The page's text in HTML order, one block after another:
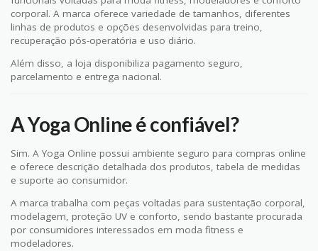
corporal. A marca oferece variedade de tamanhos, diferentes
linhas de produtos e opções desenvolvidas para treino,
recuperação pós-operatória e uso diário.
Além disso, a loja disponibiliza pagamento seguro,
parcelamento e entrega nacional.
A Yoga Online é confiável?
Sim. A Yoga Online possui ambiente seguro para compras online
e oferece descrição detalhada dos produtos, tabela de medidas
e suporte ao consumidor.
A marca trabalha com peças voltadas para sustentação corporal,
modelagem, proteção UV e conforto, sendo bastante procurada
por consumidores interessados em moda fitness e
modeladores.